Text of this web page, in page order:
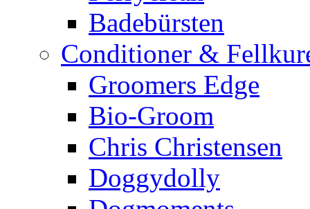
Badebürsten
Conditioner &
Groomers Edge
Bio-Groom
Chris Christensen
Doggydolly